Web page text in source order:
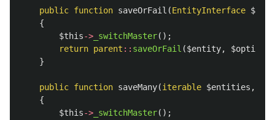
public function saveOrFail (EntityInterface
{
$this-> _switchMaster();
return parent :: saveOrFail ($entity, $options
}
public function saveMany(iterable $entities ,
{
$this-> _switchMaster();